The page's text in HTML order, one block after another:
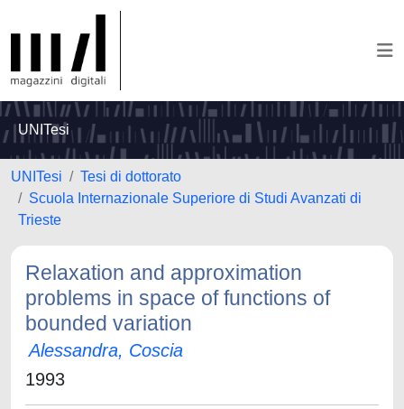
UNITesi
UNITesi
Tesi di dottorato
Scuola Internazionale Superiore di Studi Avanzati di
Trieste
Relaxation and approximation
problems in space of functions of
bounded variation
Alessandra, Coscia
1993